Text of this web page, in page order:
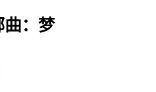
曲：梦